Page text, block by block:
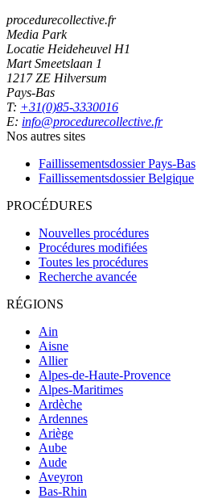
procedurecollective.fr
Media Park
Locatie Heideheuvel H1
Mart Smeetslaan 1
1217 ZE Hilversum
Pays-Bas
T: +31(0)85-3330016
E: info@procedurecollective.fr
Nos autres sites
Faillissementsdossier Pays-Bas
Faillissementsdossier Belgique
PROCÉDURES
Nouvelles procédures
Procédures modifiées
Toutes les procédures
Recherche avancée
RÉGIONS
Ain
Aisne
Allier
Alpes-de-Haute-Provence
Alpes-Maritimes
Ardèche
Ardennes
Ariège
Aube
Aude
Aveyron
Bas-Rhin